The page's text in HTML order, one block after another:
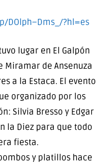
DOlph–Dms_/?hl=es
lugar en El Galpón
Miramar de Ansenuza
a la Estaca. El evento
organizado por los
Silvia Bresso y Edgar
la Diez para que todo
fiesta.
y platillos hace